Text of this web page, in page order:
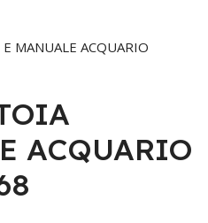
MANUALE ACQUARIO
ACQUARIO